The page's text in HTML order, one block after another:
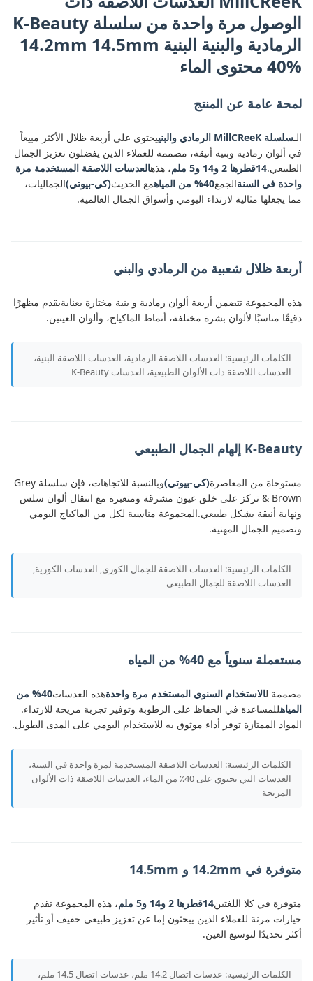
الوصول مرة واحدة من سلسلة K-Beauty
الرمادية والبنية البنية 14.2mm 14.5mm
40% محتوى الماء
لمحة عامة عن المنتج
الـسلسلة MillCReeK الرمادي والبني
يحتوي على أربعة ظلال الأكثر مبيعاً
في ألوان رمادية وبنية أنيقة، مصممة للعملاء الذين يفضلون تعزيز الجمال
الطبيعي.14قطرها 2 و14 و5 ملم ، هذهالعدسات اللاصقة المستخدمة مرة
واحدة في السنةالجمع40% من المياه مع الحديث(كي-بيوتي)الجماليات،
مما يجعلها مثالية لارتداء اليومي وأسواق الجمال العالمية.
أربعة ظلال شعبية من الرمادي والبني
هذه المجموعة تتضمن أربعة ألوان رمادية و بنية مختارة بعنايةيقدم مظهرًا
دقيقًا مناسبًا لألوان بشرة مختلفة، أنماط الماكياج، وألوان العينين.
الكلمات الرئيسية: العدسات اللاصقة الرمادية، العدسات اللاصقة البنية،
العدسات اللاصقة ذات الألوان الطبيعية، العدسات K-Beauty
K-Beauty إلهام الجمال الطبيعي
مستوحاة من المعاصرة(كي-بيوتي)
وبالنسبة للاتجاهات، فإن سلسلة Grey
& Brown تركز على خلق عيون مشرقة ومتعبرة مع انتقال ألوان سلس
ونهاية أنيقة بشكل طبيعي.المجموعة مناسبة لكل من الماكياج اليومي
وتصميم الجمال المهنية.
الكلمات الرئيسية: العدسات اللاصقة للجمال الكوري, العدسات الكورية,
العدسات اللاصقة للجمال الطبيعي
مستعملة سنوياً مع 40% من المياه
مصممة لالاستخدام السنوي المستخدم مرة واحدةهذه العدسات
40% من
المياهللمساعدة في الحفاظ على الرطوبة وتوفير تجربة مريحة للارتداء.
المواد الممتازة توفر أداء موثوق به للاستخدام اليومي على المدى الطويل.
الكلمات الرئيسية: العدسات اللاصقة المستخدمة لمرة واحدة في السنة،
العدسات التي تحتوي على 40٪ من الماء، العدسات اللاصقة ذات الألوان
المريحة
متوفرة في 14.2mm و 14.5mm
متوفرة في كلا اللغتين14قطرها 2 و14 و5 ملم
، هذه المجموعة تقدم
خيارات مرنة للعملاء الذين يبحثون إما عن تعزيز طبيعي خفيف أو تأثير
أكثر تحديدًا لتوسيع العين.
الكلمات الرئيسية: عدسات اتصال 14.2 ملم، عدسات اتصال 14.5 ملم،